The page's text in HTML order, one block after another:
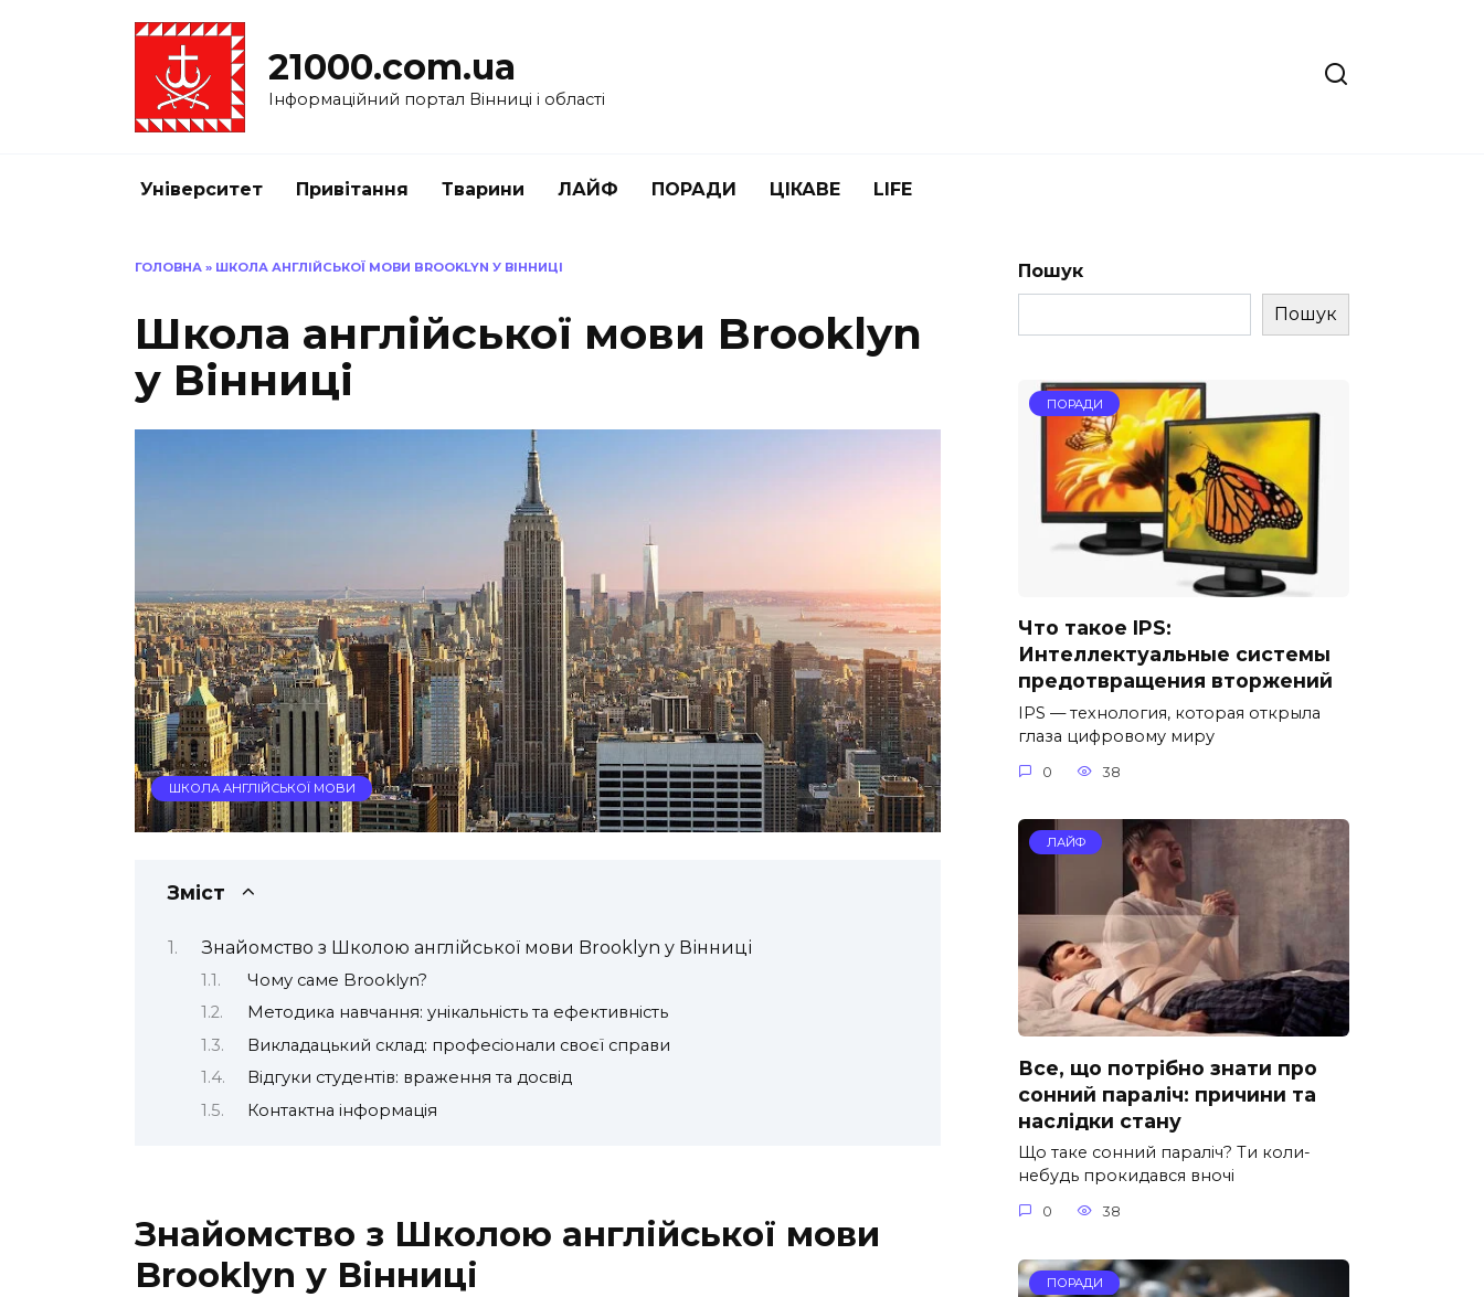
21000.com.ua
Інформаційний портал Вінниці і області
Університет Привітання Тварини ЛАЙФ ПОРАДИ ЦІКАВЕ LIFE
ГОЛОВНА » ШКОЛА АНГЛІЙСЬКОЇ МОВИ BROOKLYN У ВІННИЦІ
Школа англійської мови Brooklyn
у Вінниці
ШКОЛА АНГЛІЙСЬКОЇ МОВИ
Зміст
Знайомство з Школою англійської мови Brooklyn у Вінниці
Чому саме Brooklyn?
Методика навчання: унікальність та ефективність
Викладацький склад: професіонали своєї справи
Відгуки студентів: враження та досвід
Контактна інформація
Знайомство з Школою англійської мови
Brooklyn у Вінниці
Пошук
Пошук
ПОРАДИ
Что такое IPS:
Интеллектуальные системы
предотвращения вторжений
IPS — технология, которая открыла
глаза цифровому миру
0 38
ЛАЙФ
Все, що потрібно знати про
сонний параліч: причини та
наслідки стану
Що таке сонний параліч? Ти коли-
небудь прокидався вночі
0 38
ПОРАДИ